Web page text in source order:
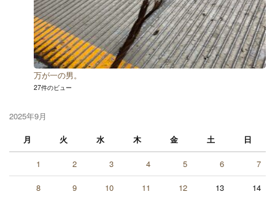
万が一の男。
27件のビュー
2025年9月
月
火 水 木 金 土 日
1 2 3 4 5 6 7
8 9 10 11 12 13 14